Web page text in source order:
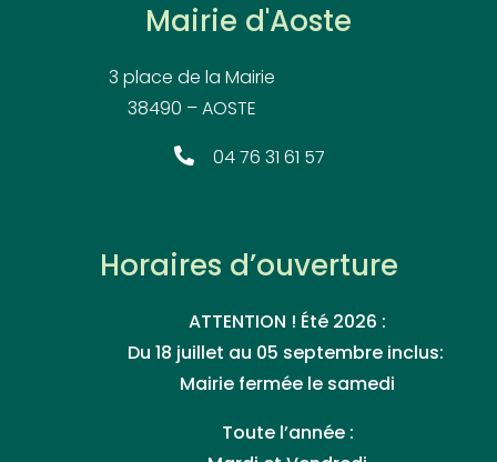
Mairie d'Aoste
3 place de la Mairie
38490 – AOSTE
04 76 31 61 57
Horaires d’ouverture
ATTENTION ! Été 2026 :
Du 18 juillet au 05 septembre inclus:
Mairie fermée le samedi
Toute l’année :